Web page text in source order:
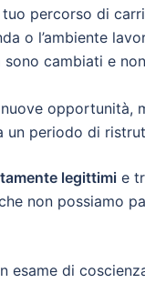
percorso di
o l’ambiente
cambiati e
opportunità,
un periodo di
legittimi e
non possiamo
esame di